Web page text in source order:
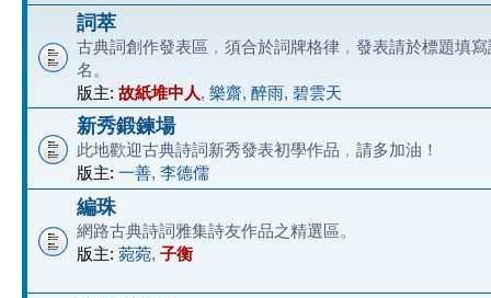
詞萃
古典詞創作發表區﹐須合於詞牌格律﹐發表請於標題填
名。
版主: 故紙堆中人, 樂齋, 醉雨, 碧雲天
新秀鍛鍊場
此地歡迎古典詩詞新秀發表初學作品﹐請多加油！
版主: 一善, 李德儒
編珠
網路古典詩詞雅集詩友作品之精選區。
版主: 菀菀, 子衡